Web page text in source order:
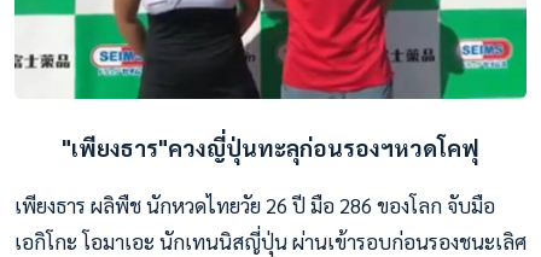
"เพียงธาร"ควงญี่ปุ่นทะลุก่อนรองฯหวดโคฟุ
เพียงธาร ผลิพืช นักหวดไทยวัย 26 ปี มือ 286 ของโลก จับมือ
เอกิโกะ โอมาเอะ นักเทนนิสญี่ปุ่น ผ่านเข้ารอบก่อนรองชนะเลิศ